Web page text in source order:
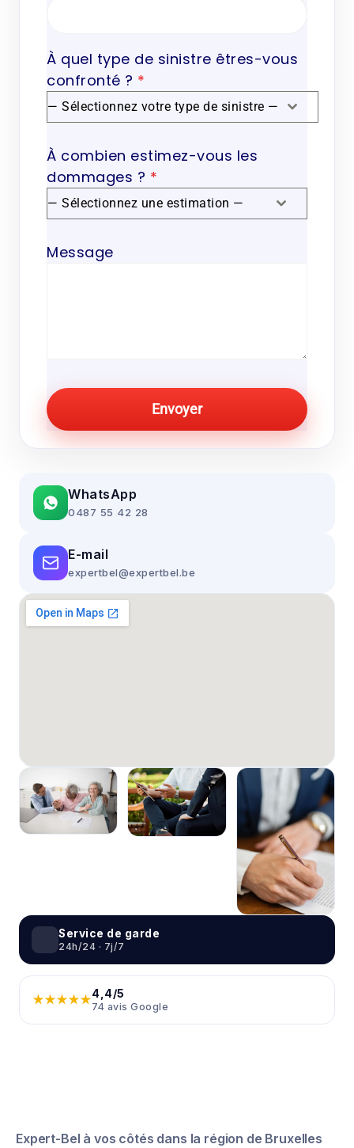
À quel type de sinistre êtres-vous
confronté ? *
— Sélectionnez votre type de sinistre —
À combien estimez-vous les
dommages ? *
— Sélectionnez une estimation —
Message
Envoyer
WhatsApp
0487 55 42 28
E-mail
expertbel@expertbel.be
Service de garde
24h/24 · 7j/7
★★★★★4,4/5
74 avis Google
Expert-Bel à vos côtés dans la région de Bruxelles